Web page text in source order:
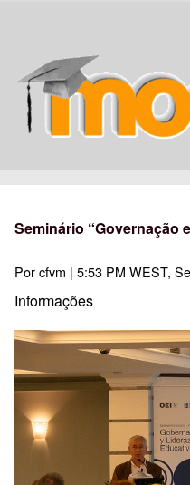
Seminário “Governação
Porcfvm | 5:53 PM WEST,
Informações